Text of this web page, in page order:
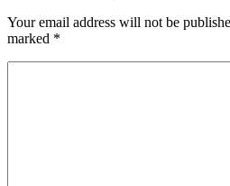
Your email address will not be
marked *